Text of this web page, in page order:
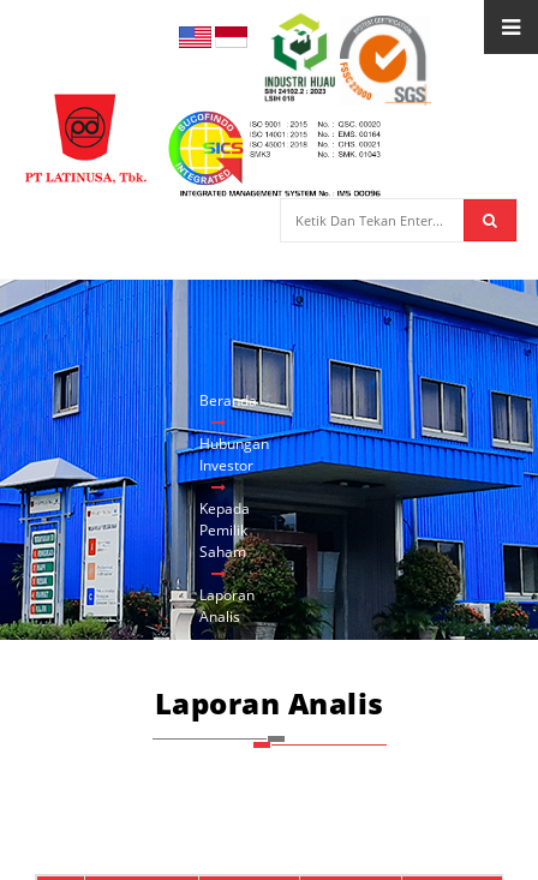
Beranda
Hubungan
Investor
Kepada
Pemilik
Saham
Laporan
Analis
Laporan Analis